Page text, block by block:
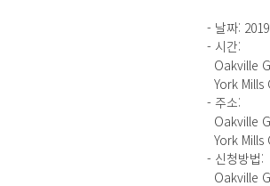
- 날짜:
- 시간:
York
- 주소:
York
- 신청방법:
Oakville